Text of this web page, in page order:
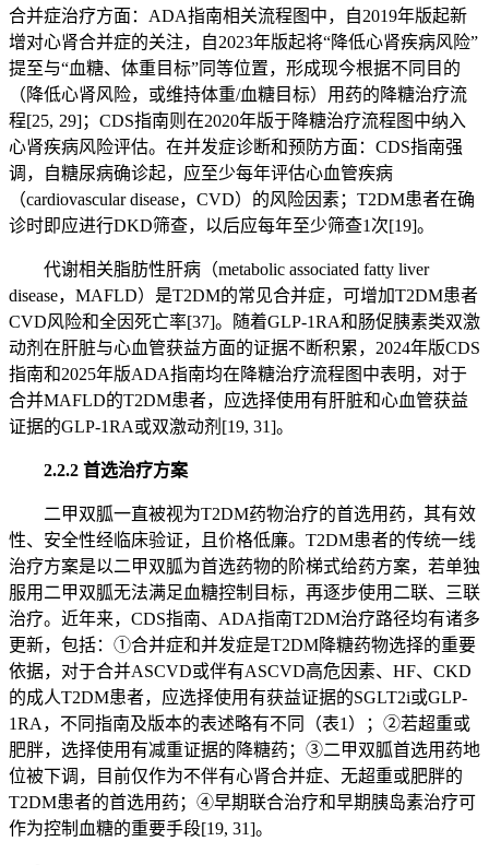
合并症治疗方面：ADA指南相关流程图中，自2019年版起新
增对心肾合并症的关注，自2023年版起将“降低心肾疾病风险”
提至与“血糖、体重目标”同等位置，形成现今根据不同目的
（降低心肾风险，或维持体重/血糖目标）用药的降糖治疗流
程[25, 29]；CDS指南则在2020年版于降糖治疗流程图中纳入
心肾疾病风险评估。在并发症诊断和预防方面：CDS指南强
调，自糖尿病确诊起，应至少每年评估心血管疾病
（cardiovascular disease，CVD）的风险因素；T2DM患者在确
诊时即应进行DKD筛查，以后应每年至少筛查1次[19]。
代谢相关脂肪性肝病（metabolic associated fatty liver
disease，MAFLD）是T2DM的常见合并症，可增加T2DM患者
CVD风险和全因死亡率[37]。随着GLP-1RA和肠促胰素类双激
动剂在肝脏与心血管获益方面的证据不断积累，2024年版CDS
指南和2025年版ADA指南均在降糖治疗流程图中表明，对于
合并MAFLD的T2DM患者，应选择使用有肝脏和心血管获益
证据的GLP-1RA或双激动剂[19, 31]。
2.2.2 首选治疗方案
二甲双胍一直被视为T2DM药物治疗的首选用药，其有效
性、安全性经临床验证，且价格低廉。T2DM患者的传统一线
治疗方案是以二甲双胍为首选药物的阶梯式给药方案，若单独
服用二甲双胍无法满足血糖控制目标，再逐步使用二联、三联
治疗。近年来，CDS指南、ADA指南T2DM治疗路径均有诸多
更新，包括：①合并症和并发症是T2DM降糖药物选择的重要
依据，对于合并ASCVD或伴有ASCVD高危因素、HF、CKD
的成人T2DM患者，应选择使用有获益证据的SGLT2i或GLP-
1RA，不同指南及版本的表述略有不同（表1）；②若超重或
肥胖，选择使用有减重证据的降糖药；③二甲双胍首选用药地
位被下调，目前仅作为不伴有心肾合并症、无超重或肥胖的
T2DM患者的首选用药；④早期联合治疗和早期胰岛素治疗可
作为控制血糖的重要手段[19, 31]。